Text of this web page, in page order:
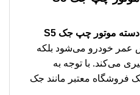
دسته موتور چپ جک S5
عمر خودرو می‌شود بلکه
می‌کند. با توجه به
فروشگاه معتبر مانند جک